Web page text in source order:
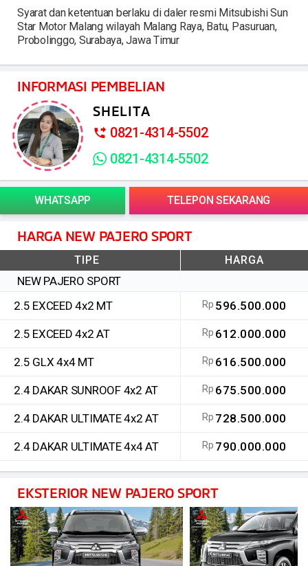
Syarat dan ketentuan berlaku di daler resmi Mitsubishi Sun
Star Motor Malang wilayah Malang Raya, Batu, Pasuruan,
Probolinggo, Surabaya, Jawa Timur
INFORMASI PEMBELIAN
SHELITA
0821-4314-5502
0821-4314-5502
WHATSAPP TELEPON SEKARANG
HARGA NEW PAJERO SPORT
TIPE HARGA
NEW PAJERO SPORT
2.5 EXCEED 4x2 MT
Rp 596.500.000
2.5 EXCEED 4x2 AT Rp 612.000.000
2.5 GLX 4x4 MT Rp 616.500.000
2.4 DAKAR SUNROOF 4x2 AT Rp 675.500.000
2.4 DAKAR ULTIMATE 4x2 AT Rp 728.500.000
2.4 DAKAR ULTIMATE 4x4 AT Rp 790.000.000
EKSTERIOR NEW PAJERO SPORT